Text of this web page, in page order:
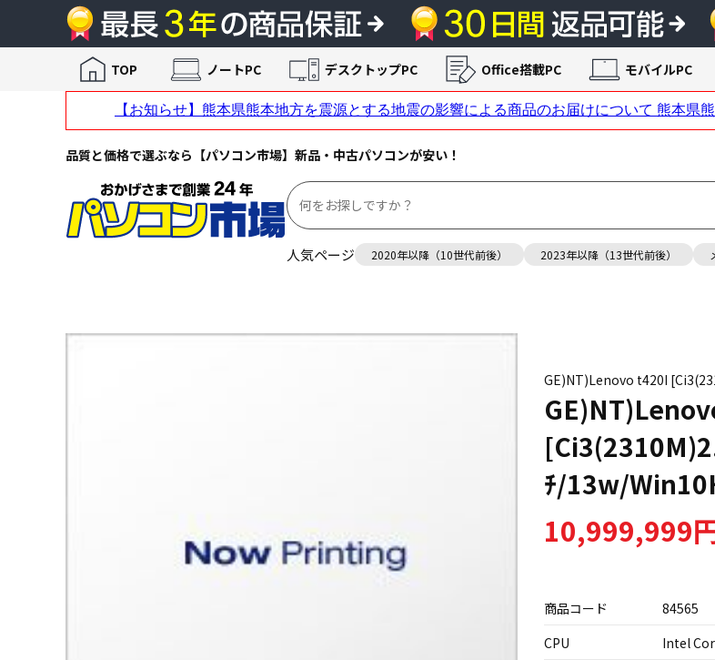
品質と価格で選ぶなら【パソコン市場】新品・中古パソコンが安い！
人気ページ 2020年以降（10世代前後） 2023年以降（13世代前後）
TOP ノートPC デスクトップPC Office搭載PC モバイルPC
GE)NT)Lenovo t420I
ﾁ/13w/
10,999,999
商品コード
84565
CPU
Intel